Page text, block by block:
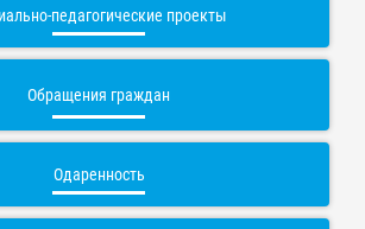
педагогические проекты
Обращения граждан
Одаренность